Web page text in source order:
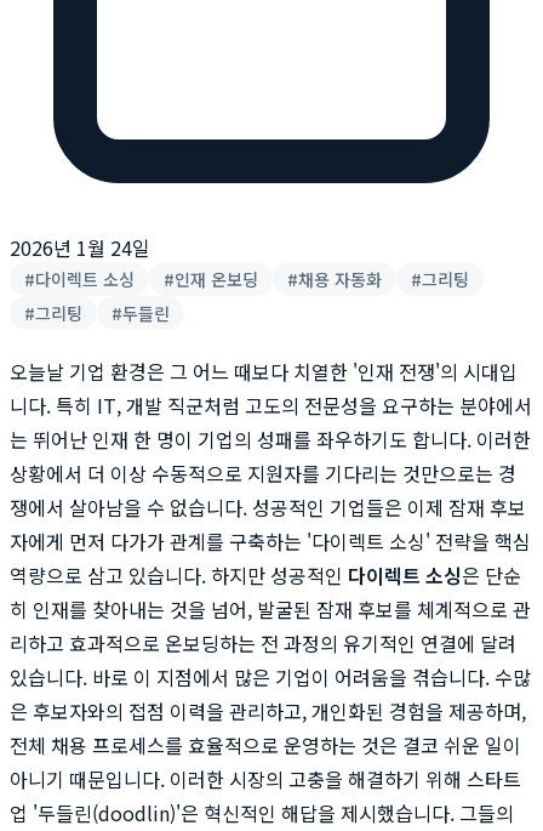
2026년 1월 24일
#다이렉트 소싱 #인재 온보딩 #채용 자동화 #그리팅
#그리팅 #두들린
오늘날 기업 환경은 그 어느 때보다 치열한 '인재 전쟁'의 시대입
니다. 특히 IT, 개발 직군처럼 고도의 전문성을 요구하는 분야에서
는 뛰어난 인재 한 명이 기업의 성패를 좌우하기도 합니다. 이러한
상황에서 더 이상 수동적으로 지원자를 기다리는 것만으로는 경
쟁에서 살아남을 수 없습니다. 성공적인 기업들은 이제 잠재 후보
자에게 먼저 다가가 관계를 구축하는 '다이렉트 소싱' 전략을 핵심
역량으로 삼고 있습니다. 하지만 성공적인 다이렉트 소싱은 단순
히 인재를 찾아내는 것을 넘어, 발굴된 잠재 후보를 체계적으로 관
리하고 효과적으로 온보딩하는 전 과정의 유기적인 연결에 달려
있습니다. 바로 이 지점에서 많은 기업이 어려움을 겪습니다. 수많
은 후보자와의 접점 이력을 관리하고, 개인화된 경험을 제공하며,
전체 채용 프로세스를 효율적으로 운영하는 것은 결코 쉬운 일이
아니기 때문입니다. 이러한 시장의 고충을 해결하기 위해 스타트
업 '두들린(doodlin)'은 혁신적인 해답을 제시했습니다. 그들의